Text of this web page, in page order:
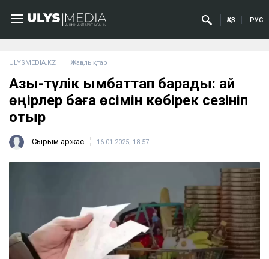
ҚАЗ РУС
ULYSMEDIA.KZ Жаңалықтар
Азық-түлік қымбаттап барады: қай
өңірлер баға өсімін көбірек сезініп
отыр
Сырым Қаржас 16.01.2025, 18:57